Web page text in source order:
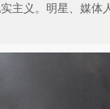
主义。明星、媒体